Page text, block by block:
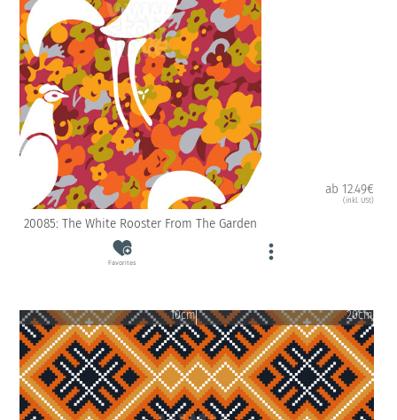
ab 12.49€
(inkl. USt)
20085: The White Rooster From The Garden
Favorites
10cm 20cm